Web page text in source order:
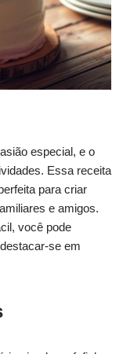
especial, e o
Essa receita
para criar
e amigos.
você pode
se em